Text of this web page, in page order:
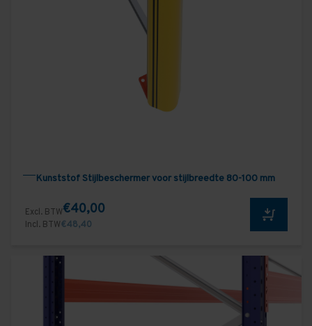
Kunststof Stijlbeschermer voor stijlbreedte 80-100 mm
Excl. BTW€40,00
Incl. BTW€48,40